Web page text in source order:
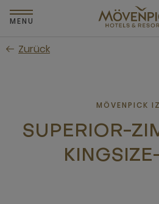
Zum
Hauptinhalt
MENU
Zurück
MÖVENPICK
SUPERIOR-